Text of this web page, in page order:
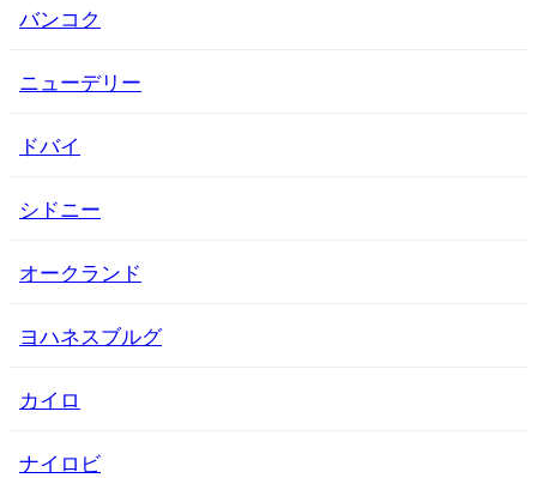
バンコク
ニューデリー
ドバイ
シドニー
オークランド
ヨハネスブルグ
カイロ
ナイロビ